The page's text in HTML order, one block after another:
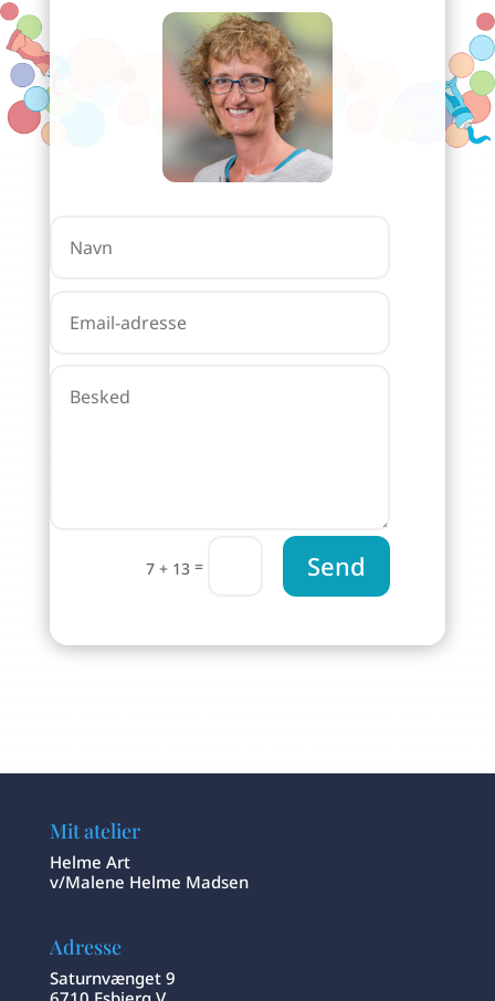
7 + 13 = Send
Mit atelier
Helme Art
v/Malene Helme Madsen
Adresse
Saturnvænget 9